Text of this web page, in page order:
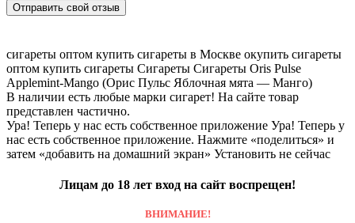
Отправить свой отзыв
сигареты оптом купить сигареты в Москве oкупить сигареты
оптом купить сигареты Сигареты Сигареты Oris Pulse
Applemint-Mango (Орис Пульс Яблочная мята — Манго)
В наличии есть любые марки сигарет! На сайте товар
представлен частично.
Ура! Теперь у нас есть собственное приложение Ура! Теперь у
нас есть собственное приложение. Нажмите «поделиться» и
затем «добавить на домашний экран» Установить не сейчас
Лицам до 18 лет вход на сайт воспрещен!
ВНИМАНИЕ!